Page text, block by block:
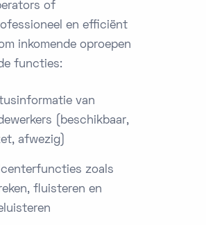
of
en efficiënt
inkomende oproepen
functies:
van
(beschikbaar,
afwezig)
zoals
fluisteren en